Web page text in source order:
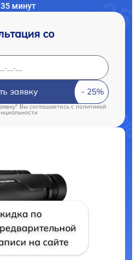
минут
со
заявку
Вы соглашаетесь c политикой
по
на сайте